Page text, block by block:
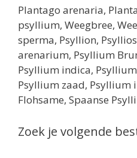
Plantago arenaria,
psyllium, Weegbree,
sperma, Psyllion,
arenarium, Psyllium
Psyllium indica,
Psyllium zaad, Psyllium
Flohsame, Spaanse
Zoek je volgende